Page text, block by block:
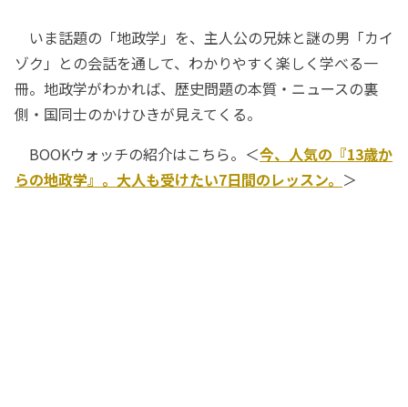
いま話題の「地政学」を、主人公の兄妹と謎の男「カイ
ゾク」との会話を通して、わかりやすく楽しく学べる一
冊。地政学がわかれば、歴史問題の本質・ニュースの裏
側・国同士のかけひきが見えてくる。
BOOKウォッチの紹介はこちら。＜今、人気の『13歳か
らの地政学』。大人も受けたい7日間のレッスン。 ＞